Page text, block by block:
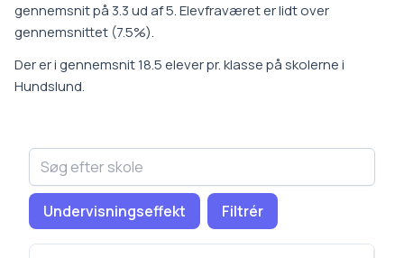
gennemsnit på 3.3ud af 5.Elevfraværet erlidt over
gennemsnittet (7.5%).
Der er i gennemsnit18.5elever pr. klasse påskolerne i
Hundslund.
Undervisningseffekt Filtrér